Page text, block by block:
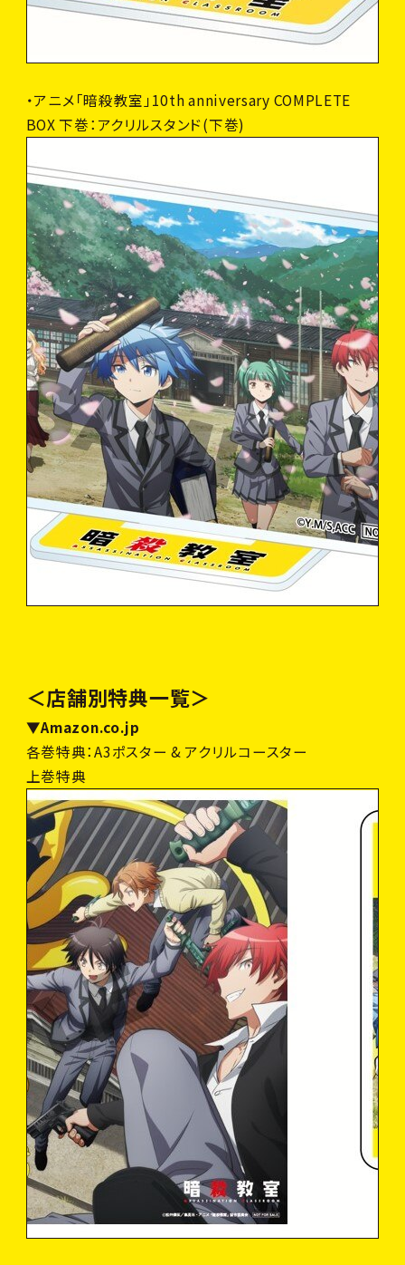
・アニメ「暗殺教室」10th anniversary COMPLETE
BOX 下巻：アクリルスタンド(下巻)
＜店舗別特典一覧＞
▼Amazon.co.jp
各巻特典：A3ポスター & アクリルコースター
上巻特典